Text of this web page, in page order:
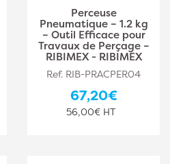
Perceuse
Pneumatique – 1.2 kg
– Outil Efficace pour
Travaux de Perçage –
RIBIMEX - RIBIMEX
Ref. RIB-PRACPER04
67,20€
56,00€ HT